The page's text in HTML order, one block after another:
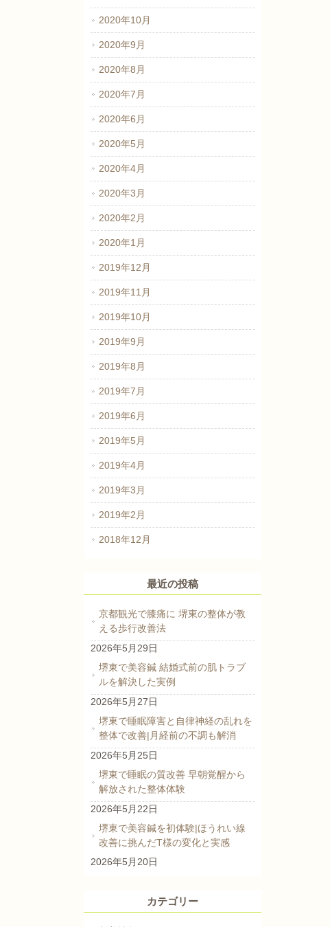
2020年10月
2020年9月
2020年8月
2020年7月
2020年6月
2020年5月
2020年4月
2020年3月
2020年2月
2020年1月
2019年12月
2019年11月
2019年10月
2019年9月
2019年8月
2019年7月
2019年6月
2019年5月
2019年4月
2019年3月
2019年2月
2018年12月
最近の投稿
京都観光で膝痛に 堺東の整体が教
える歩行改善法
2026年5月29日
堺東で美容鍼 結婚式前の肌トラブ
ルを解決した実例
2026年5月27日
堺東で睡眠障害と自律神経の乱れを
整体で改善|月経前の不調も解消
2026年5月25日
堺東で睡眠の質改善 早朝覚醒から
解放された整体体験
2026年5月22日
堺東で美容鍼を初体験|ほうれい線
改善に挑んだT様の変化と実感
2026年5月20日
カテゴリー